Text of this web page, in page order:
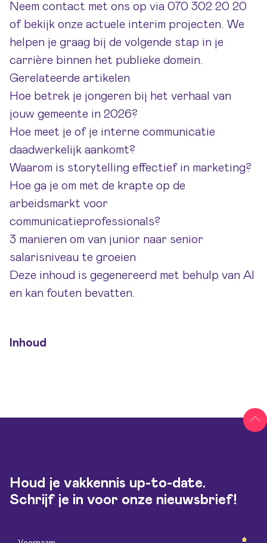
Neem contact met ons op via 070 302 20 20
of bekijk onze actuele interim projecten. We
helpen je graag bij de volgende stap in je
carrière binnen het publieke domein.
Gerelateerde artikelen
Hoe betrek je jongeren bij het verhaal van
jouw gemeente in 2026?
Hoe meet je of je interne communicatie
daadwerkelijk aankomt?
Waarom is storytelling effectief in marketing?
Hoe ga je om met de krapte op de
arbeidsmarkt voor
communicatieprofessionals?
3 manieren om van junior naar senior
salarisniveau te groeien
Deze inhoud is gegenereerd met behulp van AI
en kan fouten bevatten.
Inhoud
Houd je vakkennis up-to-date.
Schrijf je in voor onze nieuwsbrief!